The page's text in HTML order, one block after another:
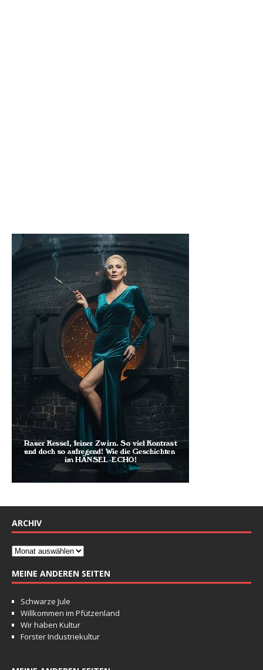
ARCHIV
MEINE ANDEREN SEITEN
Schwarze Jule
Willkommen im Pfützenland
Wir haben Kultur
Forster Industriekultur